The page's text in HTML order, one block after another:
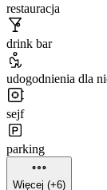
restauracja
drink bar
udogodnienia dla
sejf
parking
Więcej (+6)